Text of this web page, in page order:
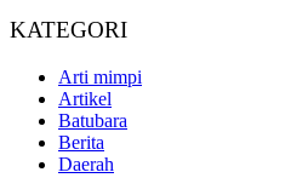
KATEGORI
Arti mimpi
Artikel
Batubara
Berita
Daerah